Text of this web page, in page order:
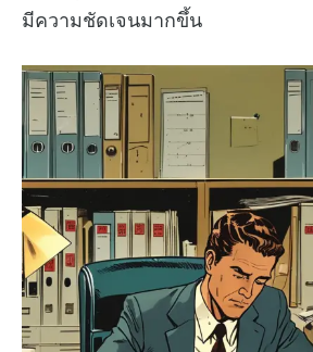
มีความชัดเจนมากขึ้น